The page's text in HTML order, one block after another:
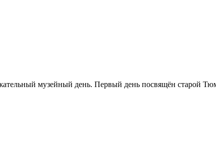
музейный день. Первый день посвящён старой